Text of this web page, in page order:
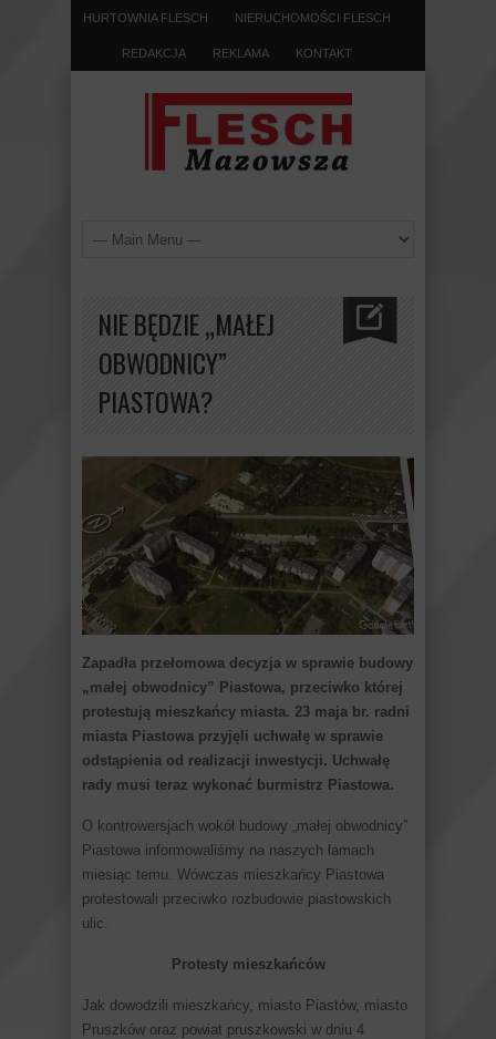
HURTOWNIA FLESCH NIERUCHOMOŚCI FLESCH
REDAKCJA REKLAMA KONTAKT
NIE BĘDZIE „MAŁEJ
OBWODNICY”
PIASTOWA?
Zapadła przełomowa decyzja w sprawie budowy
„małej obwodnicy” Piastowa, przeciwko której
protestują mieszkańcy miasta. 23 maja br. radni
miasta Piastowa przyjęli uchwałę w sprawie
odstąpienia od realizacji inwestycji. Uchwałę
rady musi teraz wykonać burmistrz Piastowa.
O kontrowersjach wokół budowy „małej obwodnicy”
Piastowa informowaliśmy na naszych łamach
miesiąc temu. Wówczas mieszkańcy Piastowa
protestowali przeciwko rozbudowie piastowskich
ulic.
Protesty mieszkańców
Jak dowodzili mieszkańcy, miasto Piastów, miasto
Pruszków oraz powiat pruszkowski w dniu 4